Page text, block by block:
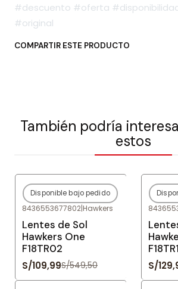
#descuento #oferta
#original
COMPARTIR ESTE PRODUCTO
También podría
estos
-80%OFF
Agotado
Disponible bajo pedido
8436553677802|Hawkers
Lentes de Sol
Hawkers One
F18TR02
S/109,99S/549,50
-
S/